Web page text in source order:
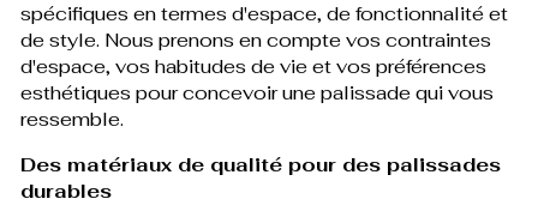
spécifiques en termes d'espace, de fonctionnalité et
de style. Nous prenons en compte vos contraintes
d'espace, vos habitudes de vie et vos préférences
esthétiques pour concevoir une palissade qui vous
ressemble.
Des matériaux de qualité pour des palissades
durables